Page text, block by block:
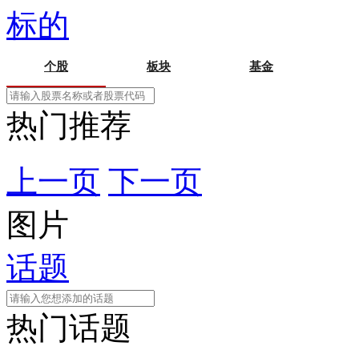
标的
个股 板块 基金
热门推荐
上一页 下一页
图片
话题
热门话题